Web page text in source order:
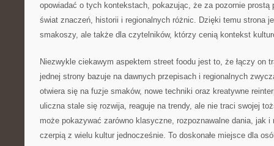
opowiadać o tych kontekstach, pokazując, że za pozornie prostą
świat znaczeń, historii i regionalnych różnic. Dzięki temu strona
smakoszy, ale także dla czytelników, którzy cenią kontekst
Niezwykle ciekawym aspektem street foodu jest to, że łączy on
jednej strony bazuje na dawnych przepisach i regionalnych
otwiera się na fuzje smaków, nowe techniki oraz kreatywne
uliczna stale się rozwija, reaguje na trendy, ale nie traci swojej
może pokazywać zarówno klasyczne, rozpoznawalne dania, jak i
czerpią z wielu kultur jednocześnie. To doskonałe miejsce dla